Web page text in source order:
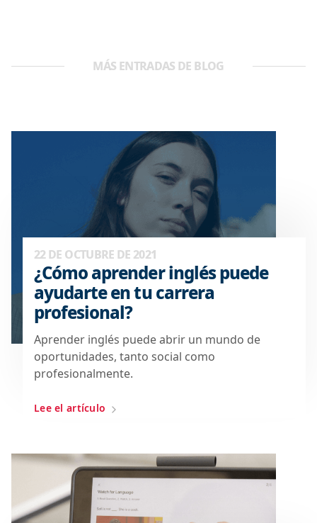
MÁS ENTRADAS DE BLOG
22 DE OCTUBRE DE 2021
¿Cómo aprender inglés puede
ayudarte en tu carrera
profesional?
Aprender inglés puede abrir un mundo de
oportunidades, tanto social como
profesionalmente.
Lee el artículo